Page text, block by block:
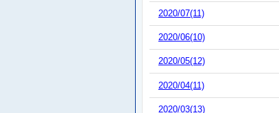
2020/07(11)
2020/06(10)
2020/05(12)
2020/04(11)
2020/03(13)